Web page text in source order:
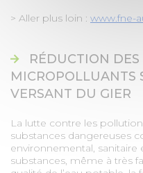
> Aller plus loin : www.fne-
RÉDUCTION DES
MICROPOLLUANTS
VERSANT DU GIER
La lutte contre les
substances dangereuses
environnemental,
substances, même à très